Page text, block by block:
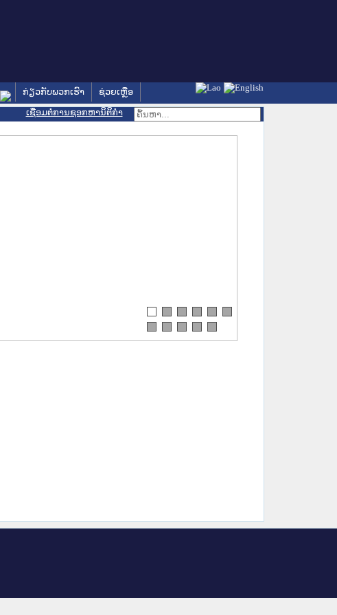
ກ່ຽວກັບພວກເຮົາ
ຊ່ວຍເຫຼືອ
ເຊື່ອມຕໍ່ການຊອກຫານິຕິກຳ